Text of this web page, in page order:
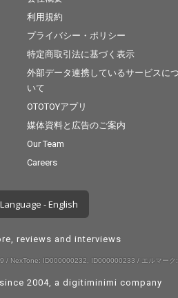
利用規約
プライバシー・ポリシー
特定商取引法に基づく表示
外部データ連携しているサービスに
いて
OTOTOYアプリ
媒体資料と広告のご案内
Our Team
Careers
- English
reviews and interviews
NexTone: ID000000232, ID000000233 / エルマー
2004, a digitiminimi company